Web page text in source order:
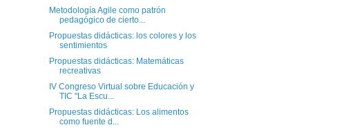
Metodología Agile como patrón
pedagógico de cierto...
Propuestas didácticas: los colores y los
sentimientos
Propuestas didácticas: Matemáticas
recreativas
IV Congreso Virtual sobre Educación y
TIC "La Escu...
Propuestas didácticas: Los alimentos
como fuente d...